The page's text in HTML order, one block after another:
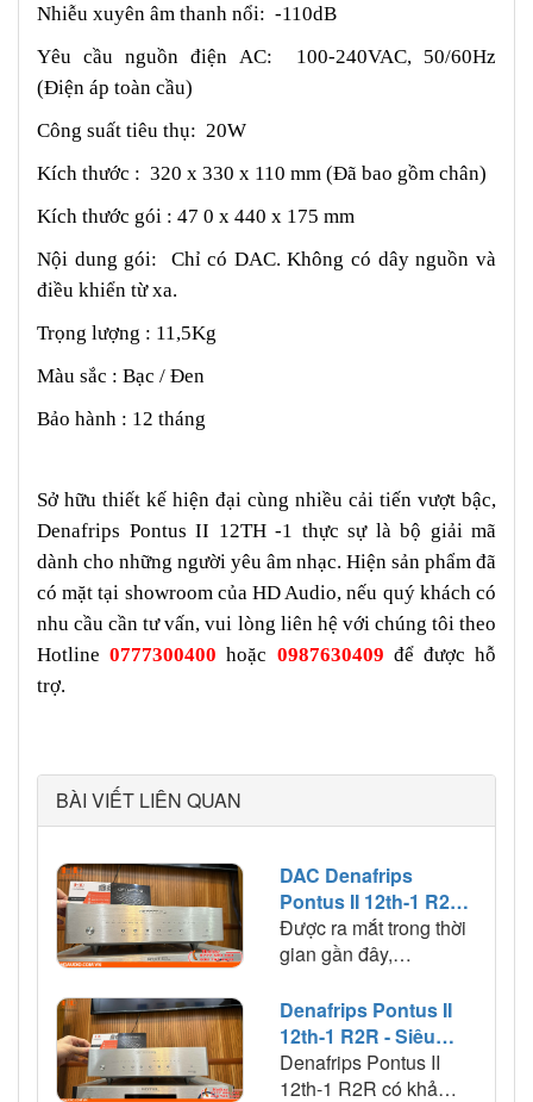
Nhiễu xuyên âm thanh nổi: -110dB
Yêu cầu nguồn điện AC: 100-240VAC, 50/60Hz
(Điện áp toàn cầu)
Công suất tiêu thụ: 20W
Kích thước : 320 x 330 x 110 mm (Đã bao gồm chân)
Kích thước gói : 47 0 x 440 x 175 mm
Nội dung gói: Chỉ có DAC. Không có dây nguồn và
điều khiển từ xa.
Trọng lượng : 11,5Kg
Màu sắc : Bạc / Đen
Bảo hành : 12 tháng
Sở hữu thiết kế hiện đại cùng nhiều cải tiến vượt bậc,
Denafrips Pontus II 12TH -1 thực sự là bộ giải mã
dành cho những người yêu âm nhạc. Hiện sản phẩm đã
có mặt tại showroom của HD Audio, nếu quý khách có
nhu cầu cần tư vấn, vui lòng liên hệ với chúng tôi theo
Hotline0777300400 hoặc 0987630409 để được hỗ
trợ.
BÀI VIẾT LIÊN QUAN
DAC Denafrips
Pontus II 12th-1 R2R:
Tinh Hoa Của Công
Nghệ Am Thanh Hiện
Được ra mắt trong thời
gian gần đây,
12th-1 R2R đã nhanh
chóng thu hút sự chú ý
của cộng đồng người
yêu âm nhạc bởi sự kết
Denafrips Pontus II
12th-1 R2R - Siêu
phẩm giải mã hot
nhất 2023
Denafrips Pontus II
12th-1 R2R có khả